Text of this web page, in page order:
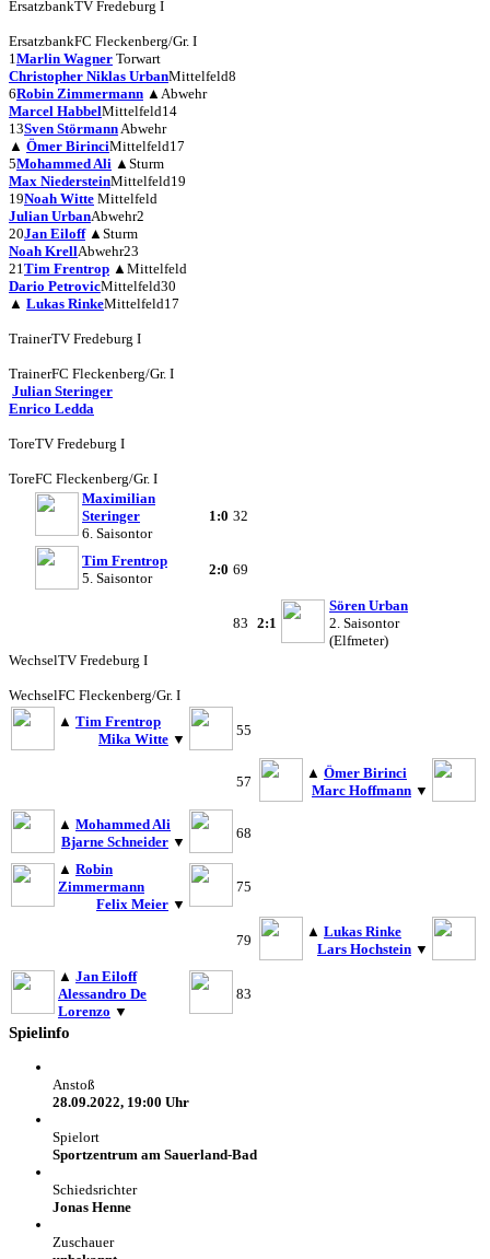
ErsatzbankTV Fredeburg I
ErsatzbankFC Fleckenberg/Gr. I
1Marlin Wagner Torwart
Christopher Niklas UrbanMittelfeld8
6Robin Zimmermann ▲ Abwehr
Marcel HabbelMittelfeld14
13Sven StörmannAbwehr
▲ Ömer BirinciMittelfeld17
5Mohammed Ali ▲ Sturm
Max NiedersteinMittelfeld19
19Noah Witte Mittelfeld
Julian UrbanAbwehr2
20Jan Eiloff ▲ Sturm
Noah KrellAbwehr23
21Tim Frentrop ▲ Mittelfeld
Dario PetrovicMittelfeld30
▲ Lukas RinkeMittelfeld17
TrainerTV Fredeburg I
TrainerFC Fleckenberg/Gr. I
Julian Steringer
Enrico Ledda
ToreTV Fredeburg I
ToreFC Fleckenberg/Gr. I
Maximilian
Steringer
6. Saisontor
1:0 32
Tim Frentrop
5. Saisontor
2:0 69
83 2:1
Sören Urban
2. Saisontor
(Elfmeter)
WechselTV Fredeburg I
WechselFC Fleckenberg/Gr. I
▲ Tim Frentrop
Mika Witte ▼
55
57
▲ Ömer Birinci
Marc Hoffmann ▼
▲ Mohammed Ali
Bjarne Schneider ▼
68
▲ Robin
Zimmermann
Felix Meier ▼
75
79
▲ Lukas Rinke
Lars Hochstein ▼
▲ Jan Eiloff
Alessandro De
Lorenzo ▼
83
Spielinfo
Anstoß
28.09.2022, 19:00 Uhr
Spielort
Sportzentrum am Sauerland-Bad
Schiedsrichter
Jonas Henne
Zuschauer